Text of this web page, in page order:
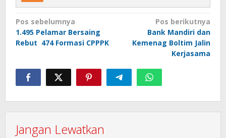
Navigasi
pos
Pos sebelumnya
1.495 Pelamar Bersaing
Rebut 474 Formasi CPPPK
Pos berikutnya
Bank Mandiri dan
Kemenag Boltim Jalin
Kerjasama
Jangan Lewatkan